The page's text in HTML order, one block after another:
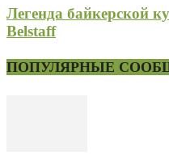
Легенда байкерской
Belstaff
ПОПУЛЯРНЫЕ